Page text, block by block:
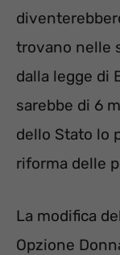
trovano nelle
dalla legge di
sarebbe di 6
dello Stato lo
riforma delle
La modifica
Opzione